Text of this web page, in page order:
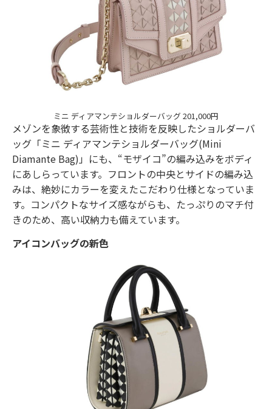
ミニ ディアマンテショルダーバッグ 201,000円
メゾンを象徴する芸術性と技術を反映したショルダーバ
ッグ「ミニ ディアマンテショルダーバッグ(Mini
Diamante Bag)」にも、“モザイコ”の編み込みをボディ
にあしらっています。フロントの中央とサイドの編み込
みは、絶妙にカラーを変えたこだわり仕様となっていま
す。コンパクトなサイズ感ながらも、たっぷりのマチ付
きのため、高い収納力も備えています。
アイコンバッグの新色